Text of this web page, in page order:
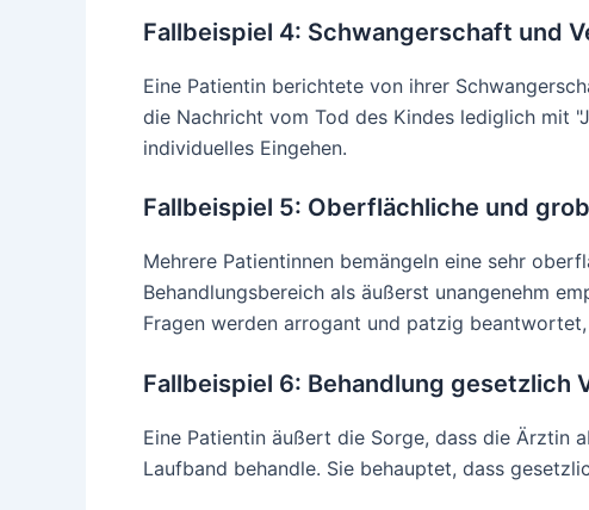
Fallbeispiel 4: Schwangerschaft und
Eine Patientin berichtete von ihrer
die Nachricht vom Tod des Kindes lediglich mit
individuelles Eingehen.
Fallbeispiel 5: Oberflächliche und
Mehrere Patientinnen bemängeln eine sehr
Behandlungsbereich als äußerst unangenehm
Fragen werden arrogant und patzig
Fallbeispiel 6: Behandlung gesetzlich
Eine Patientin äußert die Sorge, dass die Ärztin
Laufband behandle. Sie behauptet, dass